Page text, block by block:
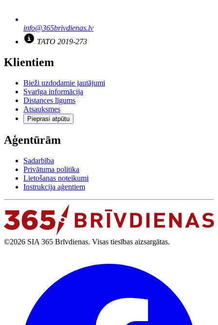
info@365brivdienas.lv
TATO 2019-273
Klientiem
Bieži uzdodamie jautājumi
Svarīga informācija
Distances līgums
Atsauksmes
Pieprasi atpūtu
Aģentūrām
Sadarbība
Privātuma politika
Lietošanas noteikumi
Instrukcija aģentiem
©2026 SIA 365 Brīvdienas. Visas tiesības aizsargātas.